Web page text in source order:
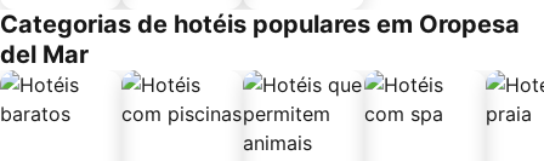
Categorias de hotéis populares em Oropesa
del Mar